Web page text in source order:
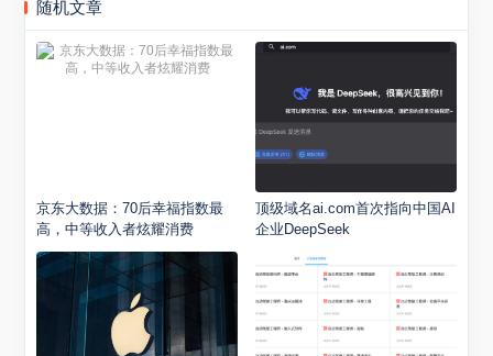
随机文章
京东大数据：70后幸福指数最
高，中等收入者炫耀消费
顶级域名ai.com首次指向中国AI
企业DeepSeek